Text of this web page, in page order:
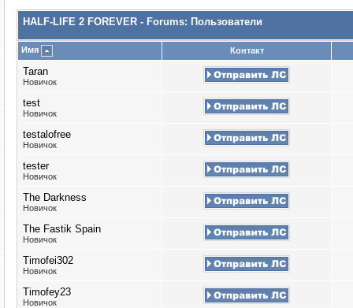
HALF-LIFE 2 FOREVER - Forums: Пользователи
Имя Контакт
Taran
Новичок
test
Новичок
testalofree
Новичок
tester
Новичок
The Darkness
Новичок
The Fastik Spain
Новичок
Timofei302
Новичок
Timofey23
Новичок